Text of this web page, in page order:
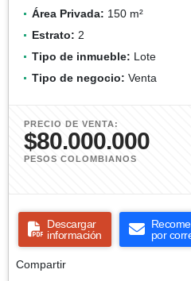
Área Privada: 150 m²
Estrato: 2
Tipo de inmueble: Lote
Tipo de negocio: Venta
PRECIO DE VENTA:
$80.000.000
PESOS COLOMBIANOS
Descargar
información
por
Compartir